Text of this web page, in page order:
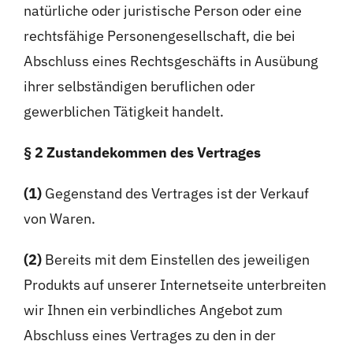
natürliche oder juristische Person oder eine
rechtsfähige Personengesellschaft, die bei
Abschluss eines Rechtsgeschäfts in Ausübung
ihrer selbständigen beruflichen oder
gewerblichen Tätigkeit handelt.
§ 2 Zustandekommen des Vertrages
(1)Gegenstand des Vertrages ist der Verkauf
von Waren.
(2)Bereits mit dem Einstellen des jeweiligen
Produkts auf unserer Internetseite unterbreiten
wir Ihnen ein verbindliches Angebot zum
Abschluss eines Vertrages zu den in der